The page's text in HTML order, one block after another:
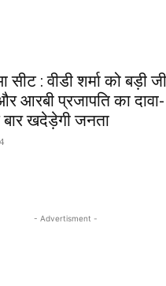
: वीडी शर्मा को बड़ी
प्रजापति का दावा-
बार खदेड़ेगी जनता
- Advertisment -